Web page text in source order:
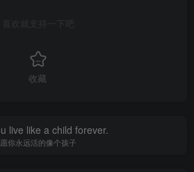
喜欢就支持一下吧
收藏
live like a child forever.
愿你永远活的像个孩子